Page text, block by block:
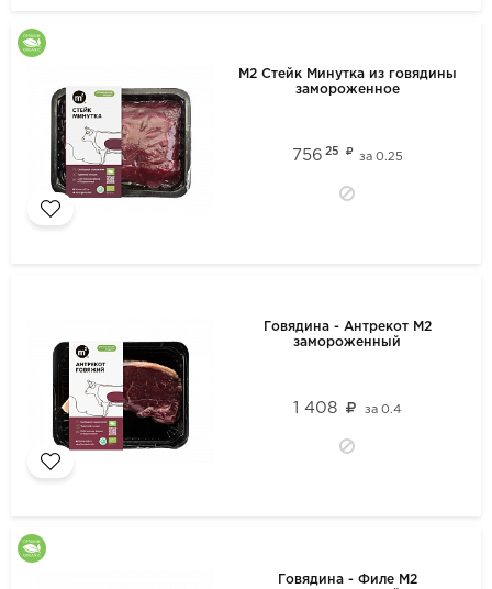
М2 Стейк Минутка из говядины
замороженное
756 25 за 0.25
Говядина - Антрекот М2
замороженный
1 408 за0.4
Говядина - Филе М2